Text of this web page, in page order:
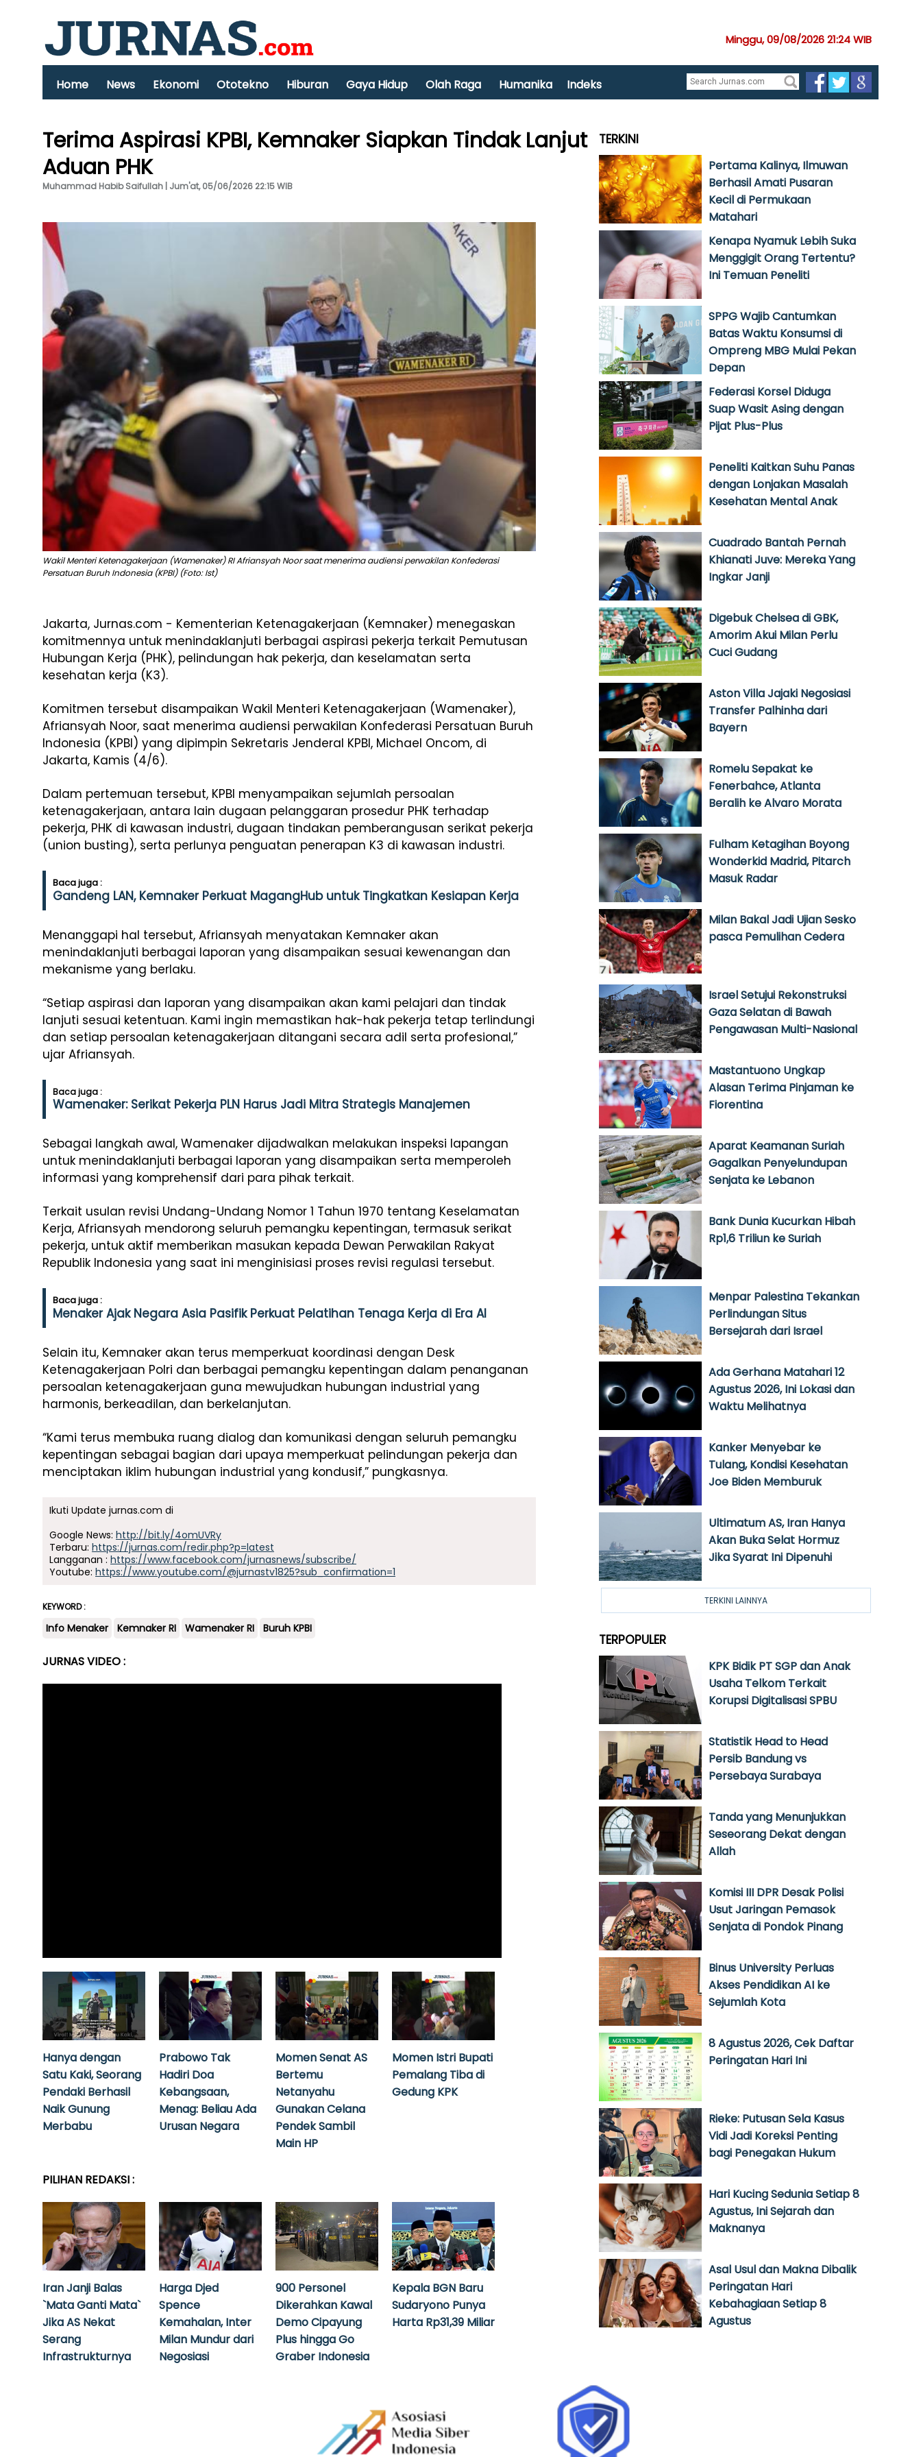
Minggu, 09/08/2026 21:24 WIB
Home News Ekonomi Ototekno Hiburan Gaya Hidup Olah Raga Humanika Indeks
Terima Aspirasi KPBI, Kemnaker Siapkan Tindak Lanjut
Aduan PHK
Muhammad Habib Saifullah | Jum'at, 05/06/2026 22:15 WIB
Wakil Menteri Ketenagakerjaan (Wamenaker) RI Afriansyah Noor saat menerima audiensi perwakilan Konfederasi
Persatuan Buruh Indonesia (KPBI) (Foto: Ist)
Jakarta, Jurnas.com - Kementerian Ketenagakerjaan (Kemnaker) menegaskan
komitmennya untuk menindaklanjuti berbagai aspirasi pekerja terkait Pemutusan
Hubungan Kerja (PHK), pelindungan hak pekerja, dan keselamatan serta
kesehatan kerja (K3).
Komitmen tersebut disampaikan Wakil Menteri Ketenagakerjaan (Wamenaker),
Afriansyah Noor, saat menerima audiensi perwakilan Konfederasi Persatuan Buruh
Indonesia (KPBI) yang dipimpin Sekretaris Jenderal KPBI, Michael Oncom, di
Jakarta, Kamis (4/6).
Dalam pertemuan tersebut, KPBI menyampaikan sejumlah persoalan
ketenagakerjaan, antara lain dugaan pelanggaran prosedur PHK terhadap
pekerja, PHK di kawasan industri, dugaan tindakan pemberangusan serikat pekerja
(union busting), serta perlunya penguatan penerapan K3 di kawasan industri.
Baca juga :
Gandeng LAN, Kemnaker Perkuat MagangHub untuk Tingkatkan Kesiapan Kerja
Menanggapi hal tersebut, Afriansyah menyatakan Kemnaker akan
menindaklanjuti berbagai laporan yang disampaikan sesuai kewenangan dan
mekanisme yang berlaku.
“Setiap aspirasi dan laporan yang disampaikan akan kami pelajari dan tindak
lanjuti sesuai ketentuan. Kami ingin memastikan hak-hak pekerja tetap terlindungi
dan setiap persoalan ketenagakerjaan ditangani secara adil serta profesional,”
ujar Afriansyah.
Baca juga :
Wamenaker: Serikat Pekerja PLN Harus Jadi Mitra Strategis Manajemen
Sebagai langkah awal, Wamenaker dijadwalkan melakukan inspeksi lapangan
untuk menindaklanjuti berbagai laporan yang disampaikan serta memperoleh
informasi yang komprehensif dari para pihak terkait.
Terkait usulan revisi Undang-Undang Nomor 1 Tahun 1970 tentang Keselamatan
Kerja, Afriansyah mendorong seluruh pemangku kepentingan, termasuk serikat
pekerja, untuk aktif memberikan masukan kepada Dewan Perwakilan Rakyat
Republik Indonesia yang saat ini menginisiasi proses revisi regulasi tersebut.
Baca juga :
Menaker Ajak Negara Asia Pasifik Perkuat Pelatihan Tenaga Kerja di Era AI
Selain itu, Kemnaker akan terus memperkuat koordinasi dengan Desk
Ketenagakerjaan Polri dan berbagai pemangku kepentingan dalam penanganan
persoalan ketenagakerjaan guna mewujudkan hubungan industrial yang
harmonis, berkeadilan, dan berkelanjutan.
“Kami terus membuka ruang dialog dan komunikasi dengan seluruh pemangku
kepentingan sebagai bagian dari upaya memperkuat pelindungan pekerja dan
menciptakan iklim hubungan industrial yang kondusif,” pungkasnya.
Ikuti Update jurnas.com di
Google News: http://bit.ly/4omUVRy
Terbaru: https://jurnas.com/redir.php?p=latest
Langganan : https://www.facebook.com/jurnasnews/subscribe/
Youtube: https://www.youtube.com/@jurnastv1825?sub_confirmation=1
KEYWORD :
Info Menaker Kemnaker RI Wamenaker RI Buruh KPBI
JURNAS VIDEO :
Hanya dengan
Satu Kaki, Seorang
Pendaki Berhasil
Naik Gunung
Merbabu
Prabowo Tak
Hadiri Doa
Kebangsaan,
Menag: Beliau Ada
Urusan Negara
Momen Senat AS
Bertemu
Netanyahu
Gunakan Celana
Pendek Sambil
Main HP
Momen Istri Bupati
Pemalang Tiba di
Gedung KPK
PILIHAN REDAKSI :
Iran Janji Balas
`Mata Ganti Mata`
Jika AS Nekat
Serang
Infrastrukturnya
Harga Djed
Spence
Kemahalan, Inter
Milan Mundur dari
Negosiasi
900 Personel
Dikerahkan Kawal
Demo Cipayung
Plus hingga Go
Graber Indonesia
Kepala BGN Baru
Sudaryono Punya
Harta Rp31,39 Miliar
TERKINI
Pertama Kalinya, Ilmuwan
Berhasil Amati Pusaran
Kecil di Permukaan
Matahari
Kenapa Nyamuk Lebih Suka
Menggigit Orang Tertentu?
Ini Temuan Peneliti
SPPG Wajib Cantumkan
Batas Waktu Konsumsi di
Ompreng MBG Mulai Pekan
Depan
Federasi Korsel Diduga
Suap Wasit Asing dengan
Pijat Plus-Plus
Peneliti Kaitkan Suhu Panas
dengan Lonjakan Masalah
Kesehatan Mental Anak
Cuadrado Bantah Pernah
Khianati Juve: Mereka Yang
Ingkar Janji
Digebuk Chelsea di GBK,
Amorim Akui Milan Perlu
Cuci Gudang
Aston Villa Jajaki Negosiasi
Transfer Palhinha dari
Bayern
Romelu Sepakat ke
Fenerbahce, Atlanta
Beralih ke Alvaro Morata
Fulham Ketagihan Boyong
Wonderkid Madrid, Pitarch
Masuk Radar
Milan Bakal Jadi Ujian Sesko
pasca Pemulihan Cedera
Israel Setujui Rekonstruksi
Gaza Selatan di Bawah
Pengawasan Multi-Nasional
Mastantuono Ungkap
Alasan Terima Pinjaman ke
Fiorentina
Aparat Keamanan Suriah
Gagalkan Penyelundupan
Senjata ke Lebanon
Bank Dunia Kucurkan Hibah
Rp1,6 Triliun ke Suriah
Menpar Palestina Tekankan
Perlindungan Situs
Bersejarah dari Israel
Ada Gerhana Matahari 12
Agustus 2026, Ini Lokasi dan
Waktu Melihatnya
Kanker Menyebar ke
Tulang, Kondisi Kesehatan
Joe Biden Memburuk
Ultimatum AS, Iran Hanya
Akan Buka Selat Hormuz
Jika Syarat Ini Dipenuhi
TERKINI LAINNYA
TERPOPULER
KPK Bidik PT SGP dan Anak
Usaha Telkom Terkait
Korupsi Digitalisasi SPBU
Statistik Head to Head
Persib Bandung vs
Persebaya Surabaya
Tanda yang Menunjukkan
Seseorang Dekat dengan
Allah
Komisi III DPR Desak Polisi
Usut Jaringan Pemasok
Senjata di Pondok Pinang
Binus University Perluas
Akses Pendidikan AI ke
Sejumlah Kota
8 Agustus 2026, Cek Daftar
Peringatan Hari Ini
Rieke: Putusan Sela Kasus
Vidi Jadi Koreksi Penting
bagi Penegakan Hukum
Hari Kucing Sedunia Setiap 8
Agustus, Ini Sejarah dan
Maknanya
Asal Usul dan Makna Dibalik
Peringatan Hari
Kebahagiaan Setiap 8
Agustus